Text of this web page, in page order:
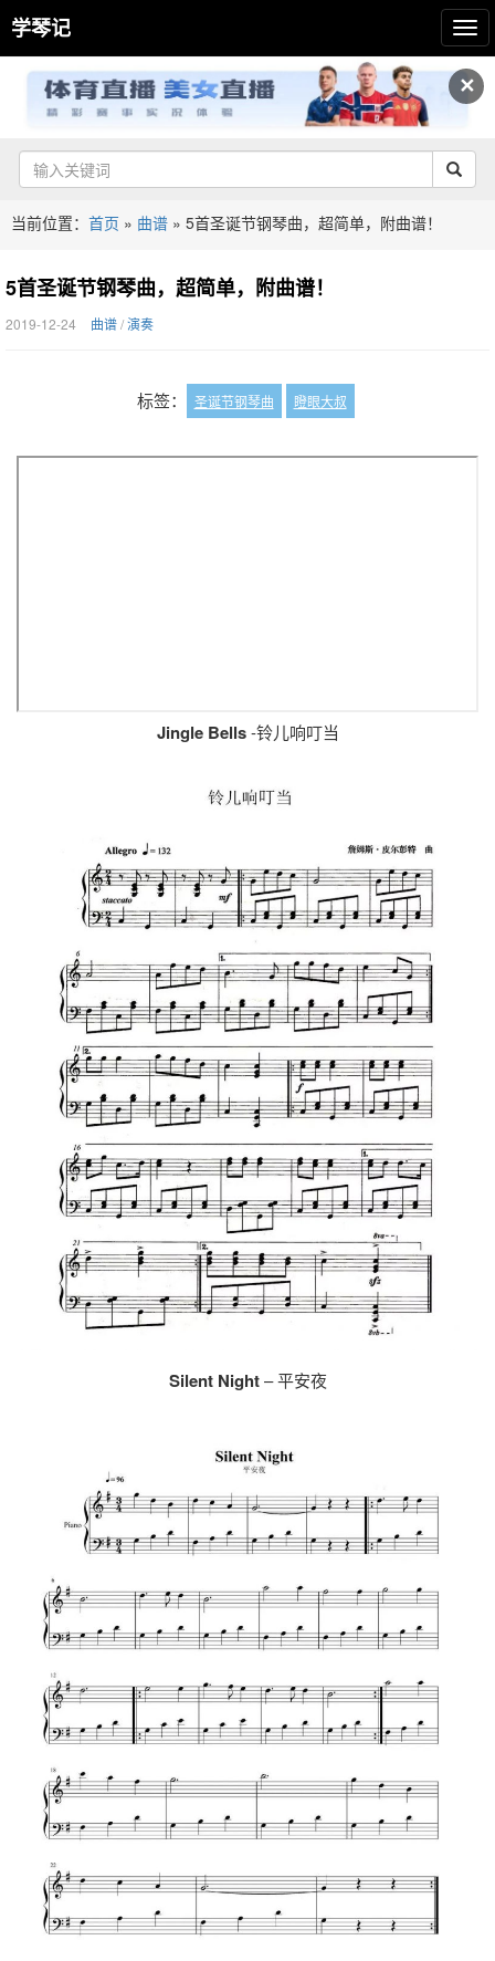
✕
学琴记
当前位置： 首页 » 曲谱 » 5首圣诞节钢琴曲，超简单，附曲谱！
5首圣诞节钢琴曲，超简单，附曲谱！
2019-12-24 曲谱/演奏
标签： 圣诞节钢琴曲 瞪眼大叔
Jingle Bells-铃儿响叮当
Silent Night– 平安夜